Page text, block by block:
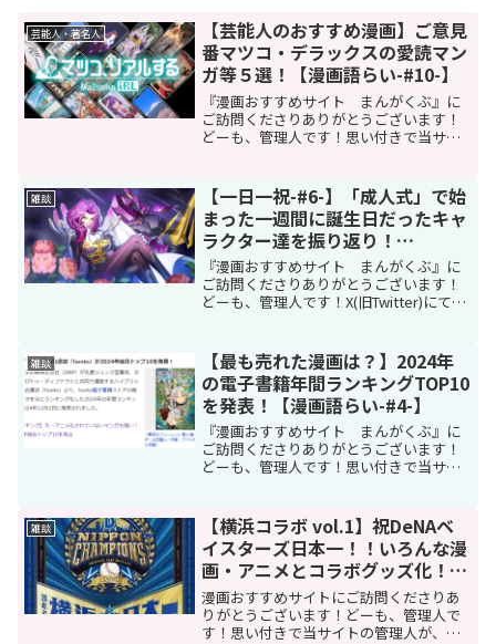
芸能人・著名人
【芸能人のおすすめ漫画】ご意見
番マツコ・デラックスの愛読マン
ガ等５選！【漫画語らい-#10-】
『漫画おすすめサイト まんがくぶ』に
ご訪問くださりありがとうございます！
どーも、管理人です！思い付きで当サイ
接点のある様々な分野や漫画業界全体に
視野を広げてお送りさせて...
雑談
【一日一祝-#6-】「成人式」で始
まった一週間に誕生日だったキャ
ラクター達を振り返り！
(2025/1/13～1/19)
『漫画おすすめサイト まんがくぶ』に
ご訪問くださりありがとうございます！
どーも、管理人です！X(旧Twitter)にて毎
ちにちいっしゅく)！！今回は振り返りの
6回目で...
雑談
【最も売れた漫画は？】2024年
の電子書籍年間ランキングTOP10
を発表！【漫画語らい-#4-】
『漫画おすすめサイト まんがくぶ』に
ご訪問くださりありがとうございます！
どーも、管理人です！思い付きで当サイ
接点のある様々な分野や漫画業界全体に
視野を広げてお送りさせて...
雑談
【横浜コラボ vol.1】祝DeNAベ
イスターズ日本一！！いろんな漫
画・アニメとコラボグッズ化！！
【漫画語らい‐#3‐】
漫画おすすめサイトにご訪問くださりあ
りがとうございます！どーも、管理人で
す！思い付きで当サイトの管理人が、個